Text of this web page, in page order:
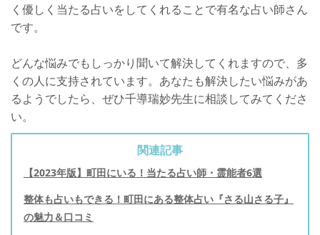
く優しく当たる占いをしてくれることで有名な占い師さん
です。
どんな悩みでもしっかり聞いて解決してくれますので、多
くの人に支持されています。あなたも解決したい悩みがあ
るようでしたら、ぜひ千導瑞妙先生に相談してみてくださ
い。
関連記事
【2023年版】町田にいる！当たる占い師・霊能者6選
整体も占いもできる！町田にある整体占い『さる山さる子』
の魅力＆口コミ